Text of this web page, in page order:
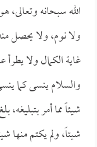
الله سبحانه
ولا نوم، ولا يحصل
غاية الكمال ولا
والسلام ينسى كما
شيئاً مما أمر بتبليغه،
شيئاً، ولم يكتم منها